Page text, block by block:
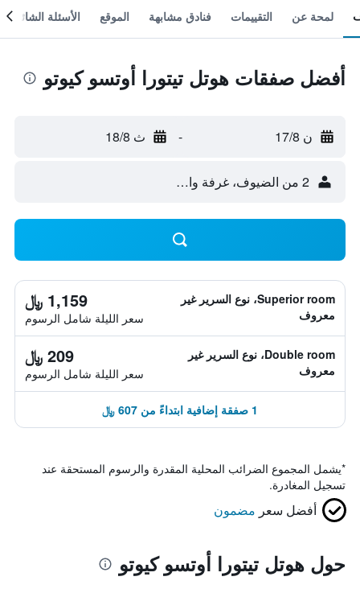
لمحة عن التقييمات فنادق مشابهة الموقع الأسئلة الشائعة
أفضل صفقات هوتل تيتورا أوتسو كيوتو
ن 17/8 - ث 18/8
2 من الضيوف، غرفة واحدة
Superior room، نوع السرير غير
معروف
1,159 ﷼
سعر الليلة شامل الرسوم
Double room، نوع السرير غير
معروف
209 ﷼
سعر الليلة شامل الرسوم
1 صفقة إضافية ابتداءً من 607 ﷼
*يشمل المجموع الضرائب المحلية المقدرة والرسوم المستحقة عند
تسجيل المغادرة.
أفضل سعر مضمون
حول هوتل تيتورا أوتسو كيوتو